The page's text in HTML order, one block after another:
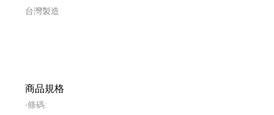
台灣製造
商品規格
‧條碼: